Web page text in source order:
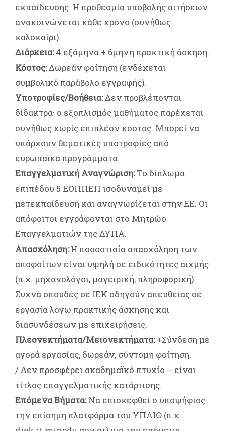
εκπαίδευσης. Η προθεσμία υποβολής αιτήσεων
ανακοινώνεται κάθε χρόνο (συνήθως
καλοκαίρι).
Διάρκεια:4 εξάμηνα + 6μηνη πρακτική άσκηση.
Κόστος:Δωρεάν φοίτηση (ενδέχεται
συμβολικό παράβολο εγγραφής).
Υποτροφίες/Βοήθεια:Δεν προβλέπονται
δίδακτρα· ο εξοπλισμός μαθήματος παρέχεται
συνήθως χωρίς επιπλέον κόστος. Μπορεί να
υπάρχουν θεματικές υποτροφίες από
ευρωπαϊκά προγράμματα.
Επαγγελματική Αναγνώριση:Το δίπλωμα
επιπέδου 5 ΕΟΠΠΕΠ ισοδυναμεί με
μετεκπαίδευση και αναγνωρίζεται στην ΕΕ. Οι
απόφοιτοι εγγράφονται στο Μητρώο
Επαγγελματιών της ΔΥΠΑ.
Απασχόληση:Η ποσοστιαία απασχόληση των
αποφοίτων είναι υψηλή σε ειδικότητες αιχμής
(π.χ. μηχανολόγοι, μαγειρική, πληροφορική).
Συχνά σπουδές σε ΙΕΚ οδηγούν απευθείας σε
εργασία λόγω πρακτικής άσκησης και
διασυνδέσεων με επιχειρήσεις.
Πλεονεκτήματα/Μειονεκτήματα:+Σύνδεση με
αγορά εργασίας, δωρεάν, σύντομη φοίτηση.
/ Δεν προσφέρει ακαδημαϊκό πτυχίο – είναι
τίτλος επαγγελματικής κατάρτισης.
Επόμενα Βήματα:Να επισκεφθεί ο υποψήφιος
την επίσημη πλατφόρμα του ΥΠΑΙΘ (π.χ.